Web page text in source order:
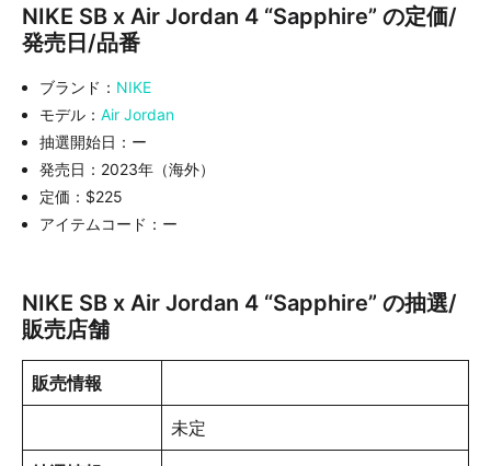
NIKE SB x Air Jordan 4 “Sapphire” の定価/
発売日/品番
ブランド： NIKE
モデル： Air Jordan
抽選開始日：ー
発売日：2023年（海外）
定価：$225
アイテムコード：ー
NIKE SB x Air Jordan 4 “Sapphire” の抽選/
販売店舗
販売情報
未定